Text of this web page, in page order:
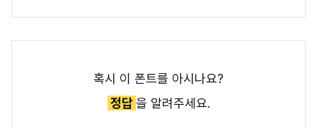
혹시 이 폰트를 아시나요?
정답을 알려주세요.